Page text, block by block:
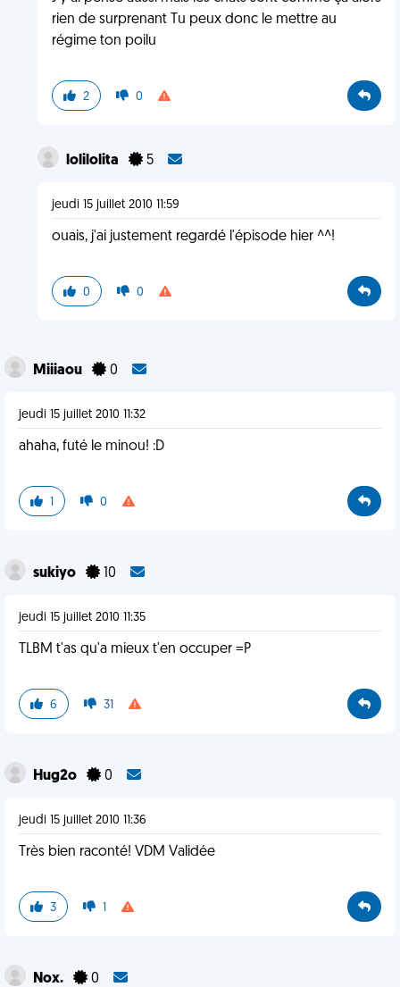
rien de surprenant Tu peux donc le mettre au
régime ton poilu
2 0
lolilolita 5
jeudi 15 juillet 2010 11:59
ouais, j'ai justement regardé l'épisode hier ^^!
0 0
Miiiaou 0
jeudi 15 juillet 2010 11:32
ahaha, futé le minou! :D
1 0
sukiyo 10
jeudi 15 juillet 2010 11:35
TLBM t'as qu'a mieux t'en occuper =P
6 31
Hug2o 0
jeudi 15 juillet 2010 11:36
Très bien raconté! VDM Validée
3 1
Nox. 0